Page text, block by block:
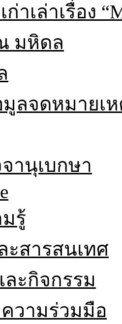
ก่าเล่าเรื่อง
มหิดล
มูลจดหมาย
านุเบกษา
รู้
ะสารสนเทศ
ะกิจกรรม
วามร่วมมือ